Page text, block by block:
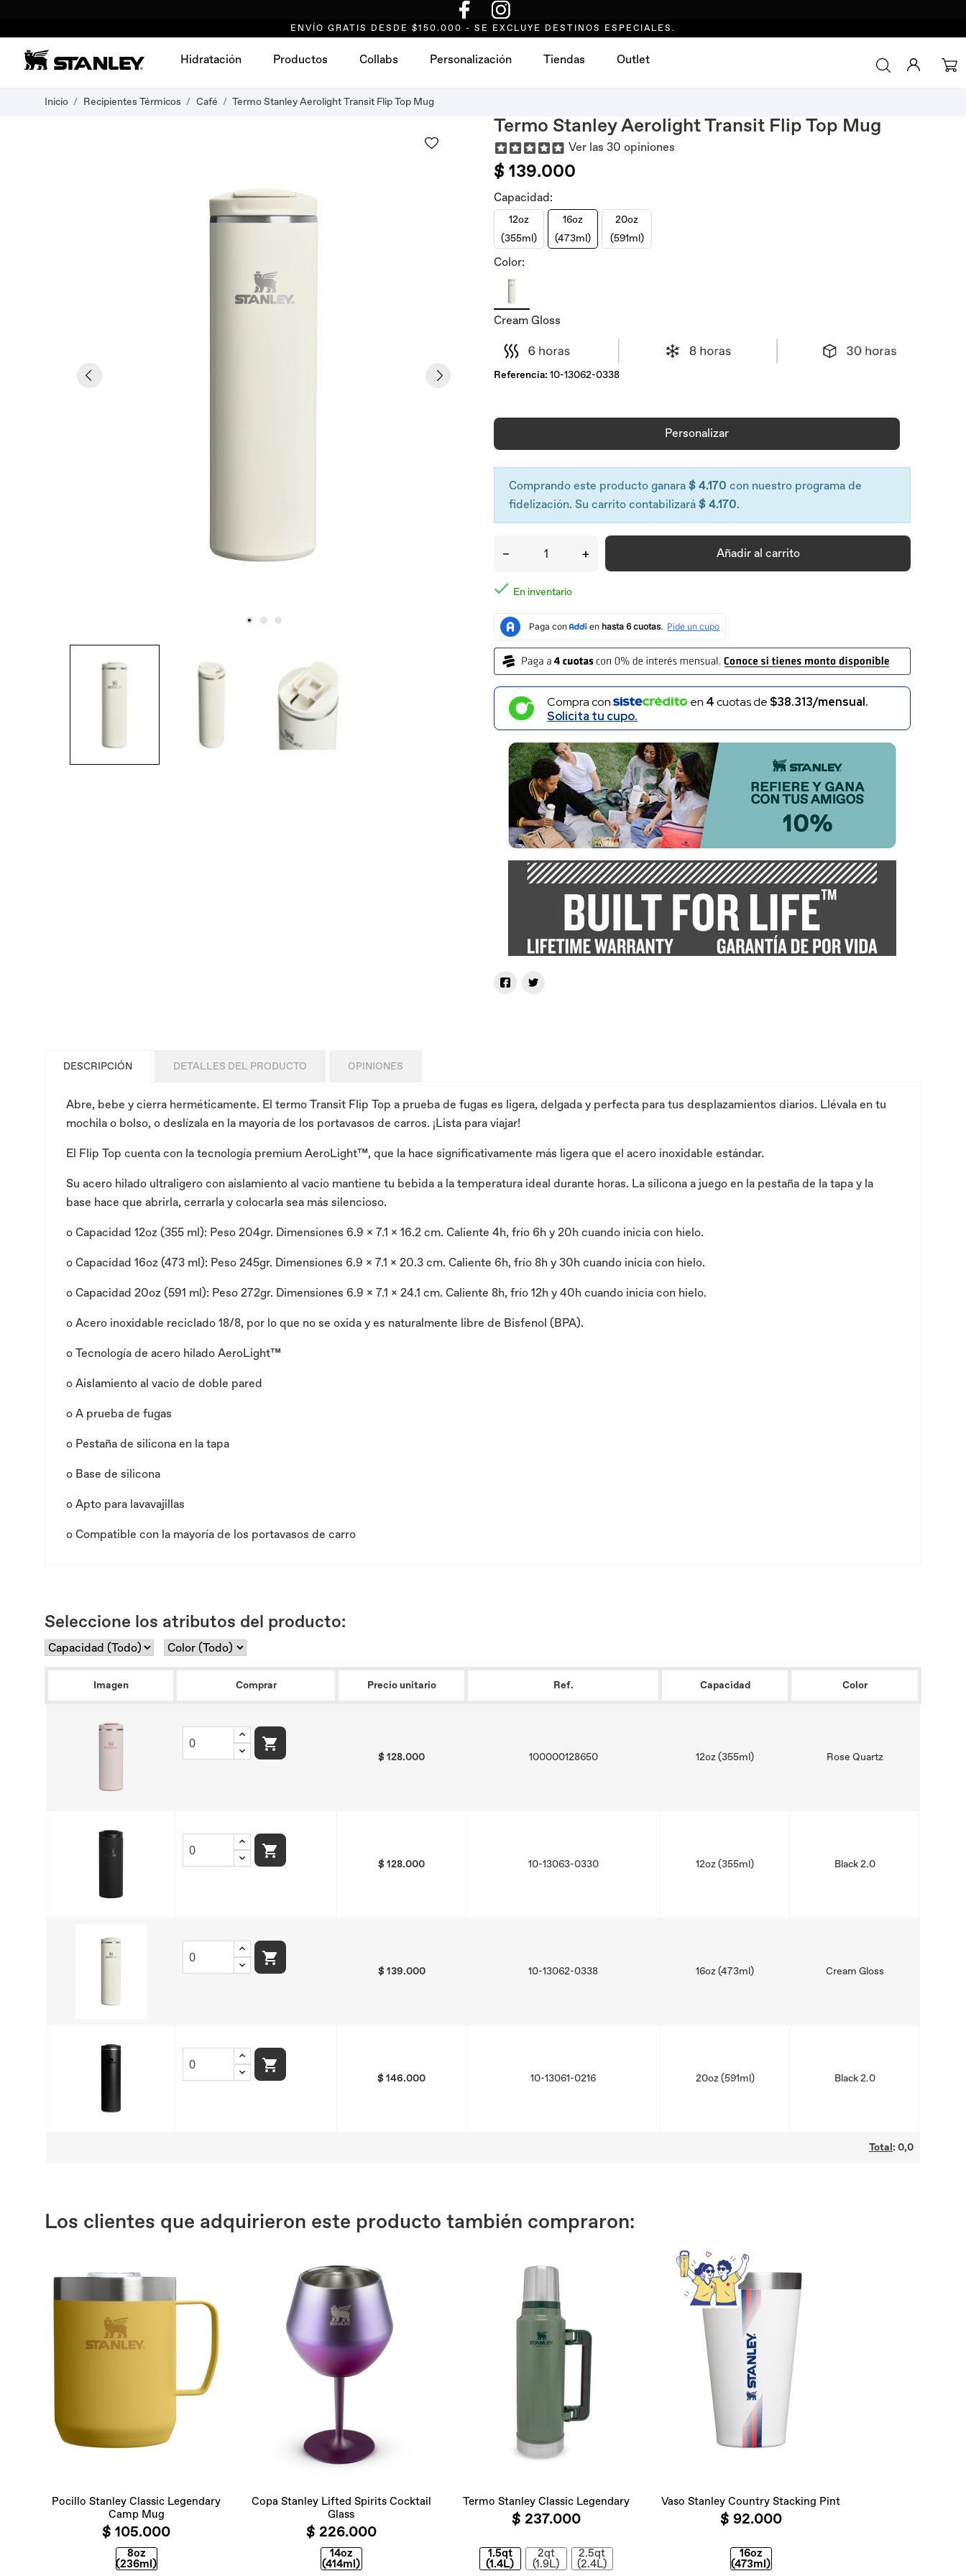
ENVÍO GRATIS DESDE $150.000 - SE EXCLUYE DESTINOS ESPECIALES.
Hidratación Productos Collabs Personalización Tiendas Outlet
Inicio Recipientes Térmicos Café Termo Stanley Aerolight Transit Flip Top Mug
Termo Stanley Aerolight Transit Flip Top Mug
Ver las 30 opiniones
$ 139.000
Capacidad:
12oz
(355ml)
16oz
(473ml)
20oz
(591ml)
Color:
Cream Gloss
Referencia: 10-13062-0338
Personalizar
Comprando este producto ganara $ 4.170 con nuestro programa de
fidelización. Su carrito contabilizará $ 4.170.
– + Añadir al carrito
 En inventario
Compra con en 4cuotas de $38.313/mensual.
Solicita tu cupo.
DESCRIPCIÓN DETALLES DEL PRODUCTO OPINIONES
Abre, bebe y cierra herméticamente. El termo Transit Flip Top a prueba de fugas es ligera, delgada y perfecta para tus desplazamientos diarios. Llévala en tu
mochila o bolso, o deslízala en la mayoría de los portavasos de carros. ¡Lista para viajar!
El Flip Top cuenta con la tecnología premium AeroLight™, que la hace significativamente más ligera que el acero inoxidable estándar.
Su acero hilado ultraligero con aislamiento al vacío mantiene tu bebida a la temperatura ideal durante horas. La silicona a juego en la pestaña de la tapa y la
base hace que abrirla, cerrarla y colocarla sea más silencioso.
o Capacidad 12oz (355 ml): Peso 204gr. Dimensiones 6.9 x 7.1 x 16.2 cm. Caliente 4h, frío 6h y 20h cuando inicia con hielo.
o Capacidad 16oz (473 ml): Peso 245gr. Dimensiones 6.9 x 7.1 x 20.3 cm. Caliente 6h, frío 8h y 30h cuando inicia con hielo.
o Capacidad 20oz (591 ml): Peso 272gr. Dimensiones 6.9 x 7.1 x 24.1 cm. Caliente 8h, frío 12h y 40h cuando inicia con hielo.
o Acero inoxidable reciclado 18/8, por lo que no se oxida y es naturalmente libre de Bisfenol (BPA).
o Tecnología de acero hilado AeroLight™
o Aislamiento al vacío de doble pared
o A prueba de fugas
o Pestaña de silicona en la tapa
o Base de silicona
o Apto para lavavajillas
o Compatible con la mayoría de los portavasos de carro
Seleccione los atributos del producto:
Imagen Comprar Precio unitario Ref. Capacidad Color

$ 128.000 100000128650 12oz (355ml) Rose Quartz

$ 128.000 10-13063-0330 12oz (355ml) Black 2.0

$ 139.000 10-13062-0338 16oz (473ml) Cream Gloss

$ 146.000 10-13061-0216 20oz (591ml) Black 2.0
Total: 0,0
Los clientes que adquirieron este producto también compraron:
Pocillo Stanley Classic Legendary
Camp Mug
$ 105.000
8oz
(236ml)
Copa Stanley Lifted Spirits Cocktail
Glass
$ 226.000
14oz
(414ml)
Termo Stanley Classic Legendary
$ 237.000
1.5qt
(1.4L)
2qt
(1.9L)
2.5qt
(2.4L)
Vaso Stanley Country Stacking Pint
$ 92.000
16oz
(473ml)